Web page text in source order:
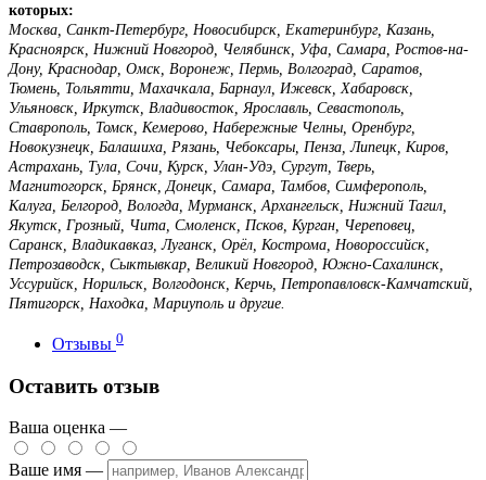
которых:
Москва, Санкт-Петербург, Новосибирск, Екатеринбург, Казань,
Красноярск, Нижний Новгород, Челябинск, Уфа, Самара, Ростов-на-
Дону, Краснодар, Омск, Воронеж, Пермь, Волгоград, Саратов,
Тюмень, Тольятти, Махачкала, Барнаул, Ижевск, Хабаровск,
Ульяновск, Иркутск, Владивосток, Ярославль, Севастополь,
Ставрополь, Томск, Кемерово, Набережные Челны, Оренбург,
Новокузнецк, Балашиха, Рязань, Чебоксары, Пенза, Липецк, Киров,
Астрахань, Тула, Сочи, Курск, Улан-Удэ, Сургут, Тверь,
Магнитогорск, Брянск, Донецк, Самара, Тамбов, Симферополь,
Калуга, Белгород, Вологда, Мурманск, Архангельск, Нижний Тагил,
Якутск, Грозный, Чита, Смоленск, Псков, Курган, Череповец,
Саранск, Владикавказ, Луганск, Орёл, Кострома, Новороссийск,
Петрозаводск, Сыктывкар, Великий Новгород, Южно-Сахалинск,
Уссурийск, Норильск, Волгодонск, Керчь, Петропавловск-Камчатский,
Пятигорск, Находка, Мариуполь и другие.
Отзывы 0
Оставить отзыв
Ваша оценка —
Ваше имя —